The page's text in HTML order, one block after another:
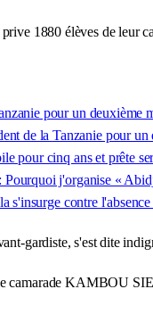
1880 élèves de leur
pour un deuxième
de la Tanzanie pour un
pour cinq ans et prête
j'organise «
s'insurge contre
gardiste, s'est dite
camarade KAMBOU